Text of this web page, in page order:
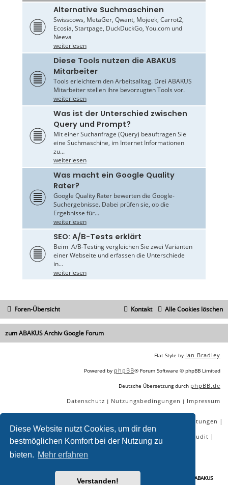
Diese Website nutzt Cookies, um dir den
bestmöglichen Komfort bei der Nutzung zu
bieten. Mehr erfahren
Verstanden!
Alternative Suchmaschinen
Swisscows, MetaGer, Qwant, Mojeek, Carrot2,
Ecosia, Startpage, DuckDuckGo, You.com und
Neeva
weiterlesen
Diese Tools nutzen die ABAKUS
Mitarbeiter
Tools erleichtern den Arbeitsalltag. Drei ABAKUS
Mitarbeiter stellen ihre bevorzugten Tools vor.
weiterlesen
Was ist der Unterschied zwischen
Query und Prompt?
Mit einer Suchanfrage (Query) beauftragen Sie
eine Suchmaschine, im Internet Informationen
zu...
weiterlesen
Was macht ein Google Quality
Rater?
Google Quality Rater bewerten die Google-
Suchergebnisse. Dabei prüfen sie, ob die
Ergebnisse für...
weiterlesen
SEO: A/B-Tests erklärt
Beim A/B-Testing vergleichen Sie zwei Varianten
einer Webseite und erfassen die Unterschiede
in...
weiterlesen
Foren-Übersicht Alle Cookies löschen
Kontakt
zum ABAKUS Archiv Google Forum
Flat Style by Ian Bradley
Powered by phpBB® Forum Software © phpBB Limited
Deutsche Übersetzung durch phpBB.de
Datenschutz | Nutzungsbedingungen | Impressum
SEO Dienstleistungen |
SEO Workshops |SEO Beratung| Backlinks kaufen SEO Audit |
SEO Tools gratis
US Justizministerium erwägt Zerschlagung von Google - ABAKUS